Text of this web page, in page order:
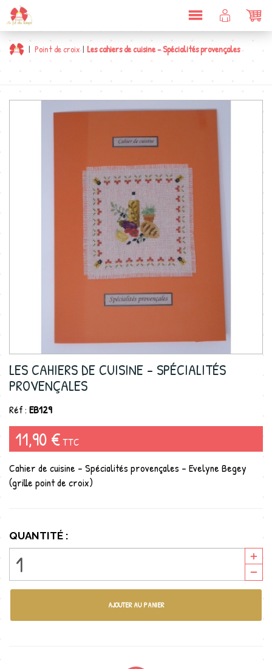
DÉPLIER
LA
NAVIGATION
COMPTE
CLIENT
| Point de croix | Les cahiers de cuisine - Spécialités provençales
LES CAHIERS DE CUISINE - SPÉCIALITÉS
PROVENÇALES
Réf : EB129
11,90 €TTC
Cahier de cuisine - Spécialités provençales - Evelyne Begey
(grille point de croix)
QUANTITÉ :
AJOUTER AU PANIER